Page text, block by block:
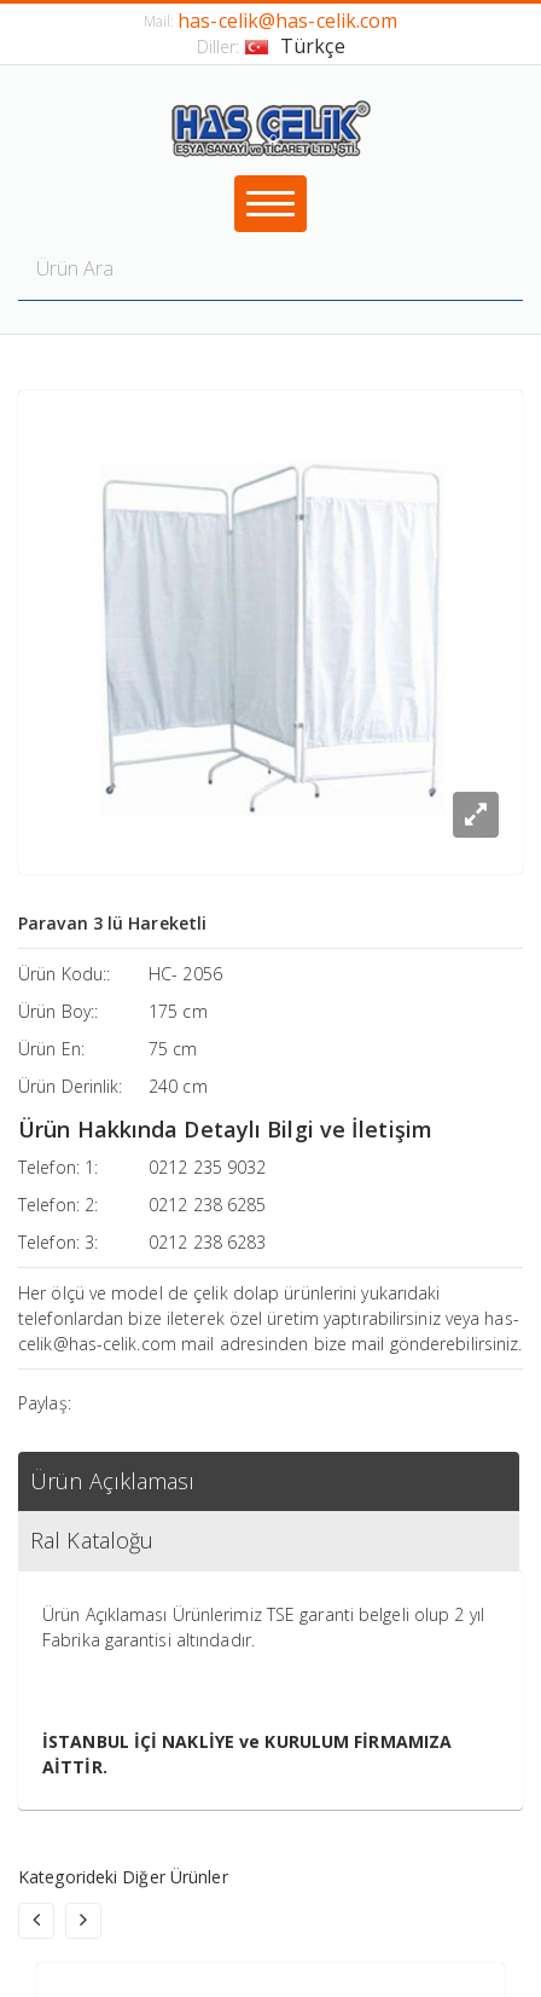
Mail: has-celik@has-celik.com
Diller: Türkçe
Paravan 3 lü Hareketli
Ürün Kodu::
HC- 2056
Ürün Boy::
175 cm
Ürün En:
75 cm
Ürün Derinlik:
240 cm
Ürün Hakkında Detaylı Bilgi ve İletişim
Telefon: 1:
0212 235 9032
Telefon: 2:
0212 238 6285
Telefon: 3:
0212 238 6283
Her ölçü ve model de çelik dolap ürünlerini yukarıdaki
telefonlardan bize ileterek özel üretim yaptırabilirsiniz veya has-
celik@has-celik.com mail adresinden bize mail gönderebilirsiniz.
Paylaş:
Ürün Açıklaması
Ral Kataloğu
Ürün Açıklaması Ürünlerimiz TSE garanti belgeli olup 2 yıl
Fabrika garantisi altındadır.
İSTANBUL İÇİ NAKLİYE ve KURULUM FİRMAMIZA
AİTTİR.
Kategorideki Diğer Ürünler